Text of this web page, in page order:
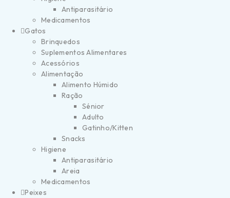
Antiparasitário
Medicamentos
Gatos
Brinquedos
Suplementos Alimentares
Acessórios
Alimentação
Alimento Húmido
Ração
Sénior
Adulto
Gatinho/Kitten
Snacks
Higiene
Antiparasitário
Areia
Medicamentos
Peixes